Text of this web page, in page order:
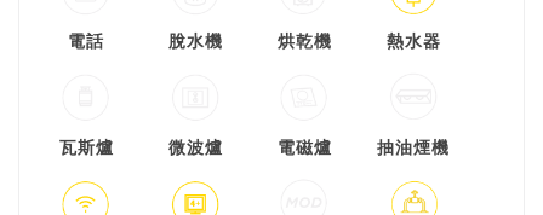
電話 脫水機 烘乾機 熱水器
瓦斯爐 微波爐 電磁爐 抽油煙機